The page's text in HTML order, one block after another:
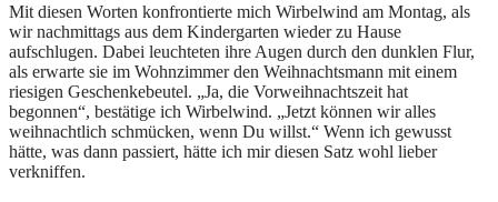
Mit diesen Worten konfrontierte mich Wirbelwind am Montag, als
wir nachmittags aus dem Kindergarten wieder zu Hause
aufschlugen. Dabei leuchteten ihre Augen durch den dunklen Flur,
als erwarte sie im Wohnzimmer den Weihnachtsmann mit einem
riesigen Geschenkebeutel. „Ja, die Vorweihnachtszeit hat
begonnen“, bestätige ich Wirbelwind. „Jetzt können wir alles
weihnachtlich schmücken, wenn Du willst.“ Wenn ich gewusst
hätte, was dann passiert, hätte ich mir diesen Satz wohl lieber
verkniffen.